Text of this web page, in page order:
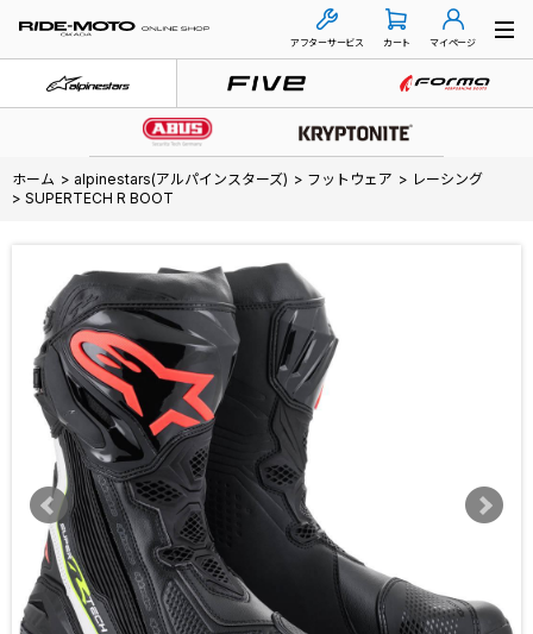
アフターサービス カート マイページ
ホーム > alpinestars(アルパインスターズ) > フットウェア > レーシング
> SUPERTECH R BOOT